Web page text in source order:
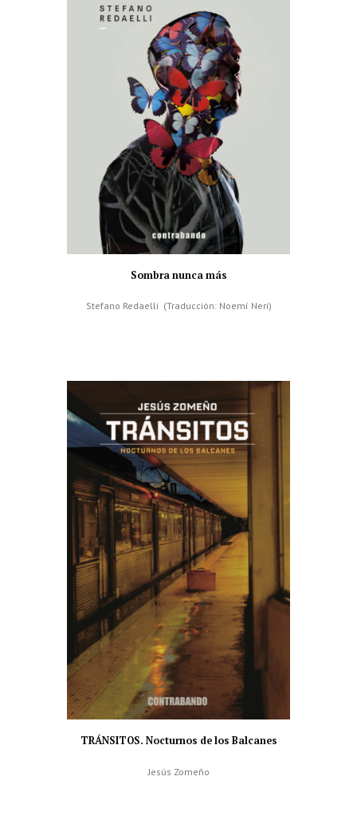
Sombra nunca más
Stefano Redaelli (Traducción: Noemí Neri)
TRÁNSITOS. Nocturnos de los Balcanes
Jesús Zomeño